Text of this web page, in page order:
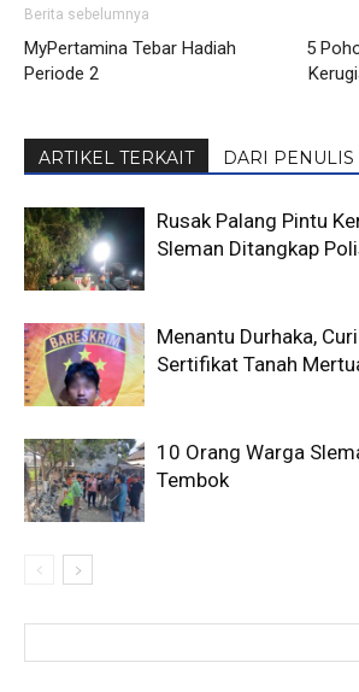
Berita sebelumnya
MyPertamina Tebar Hadiah
Periode 2
5
ARTIKEL TERKAIT DARI PENULIS
Rusak Palang Pintu
Sleman Ditangkap
Menantu Durhaka,
Sertifikat Tanah
10 Orang Warga
Tembok